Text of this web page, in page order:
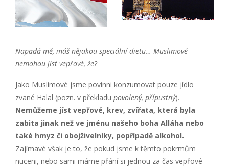
Napadá mě, máš nějakou speciální dietu… Muslimové
nemohou jíst vepřové, že?
Jako Muslimové jsme povinni konzumovat pouze jídlo
zvané Halal (pozn. v překladu povolený, přípustný).
Nemůžeme jíst vepřové, krev, zvířata, která byla
zabita jinak než ve jménu našeho boha Alláha nebo
také hmyz či obojživelníky, popřípadě alkohol.
Zajímavé však je to, že pokud jsme k těmto pokrmům
nuceni, nebo sami máme přání si jednou za čas vepřové